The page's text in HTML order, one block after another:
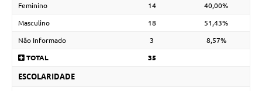
Feminino 14 40,00%
Masculino 18 51,43%
Não Informado 3 8,57%
TOTAL 35
ESCOLARIDADE